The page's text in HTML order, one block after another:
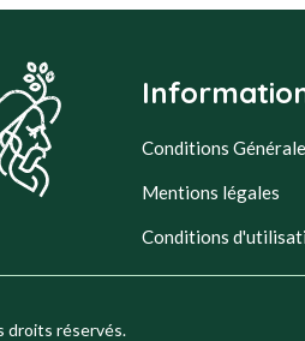
Conditions
Mentions légales
Conditions
droits réservés.